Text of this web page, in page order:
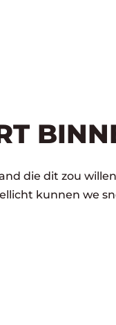
die dit zou
kunnen we